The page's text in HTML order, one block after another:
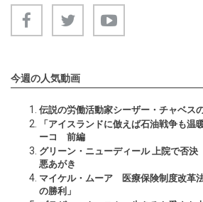
今週の人気動画
伝説の労働活動家シーザー・チャベス
「アイスランドに倣えば石油戦争も温
ーコ 前編
グリーン・ニューディール 上院で否
悪あがき
マイケル・ムーア 医療保険制度改革
の勝利」